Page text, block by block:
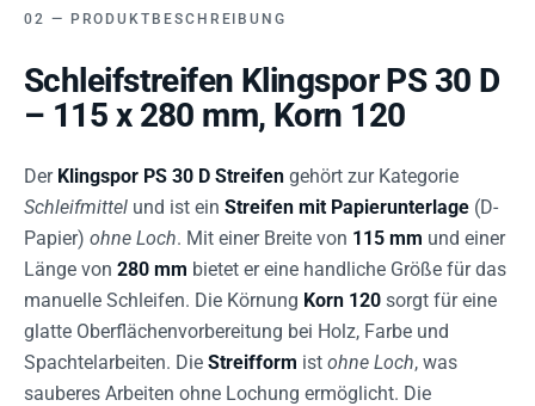
PRODUKTBESCHREIBUNG
Schleifstreifen Klingspor PS 30 D
– 115 x 280 mm, Korn 120
Der Klingspor PS 30 D Streifen gehört zur Kategorie
Schleifmittel und ist ein Streifen mit Papierunterlage (D-
Papier) ohne Loch. Mit einer Breite von 115 mm und einer
Länge von 280 mm bietet er eine handliche Größe für das
manuelle Schleifen. Die Körnung Korn 120 sorgt für eine
glatte Oberflächenvorbereitung bei Holz, Farbe und
Spachtelarbeiten. Die Streifform ist ohne Loch, was
sauberes Arbeiten ohne Lochung ermöglicht. Die